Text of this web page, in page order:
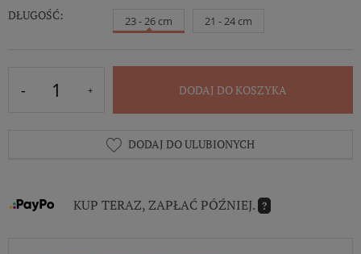
DŁUGOŚĆ: 23 - 26 cm 21 - 24 cm
DODAJ DO KOSZYKA
DODAJ DO ULUBIONYCH
KUP TERAZ, ZAPŁAĆ PÓŹNIEJ. ?